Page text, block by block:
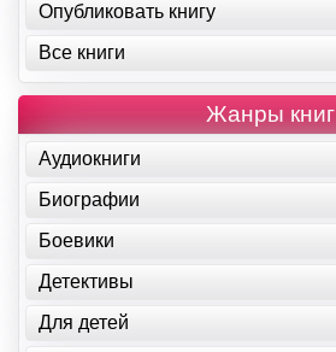
Опубликовать книгу
Все книги
Жанры книг
Аудиокниги
Биографии
Боевики
Детективы
Для детей